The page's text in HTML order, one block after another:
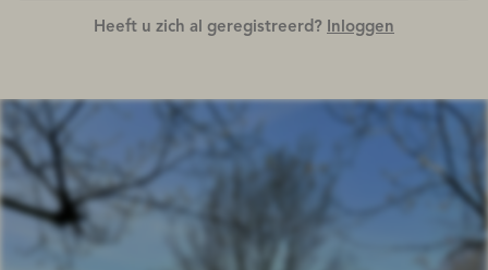
Heeft u zich al geregistreerd? Inloggen